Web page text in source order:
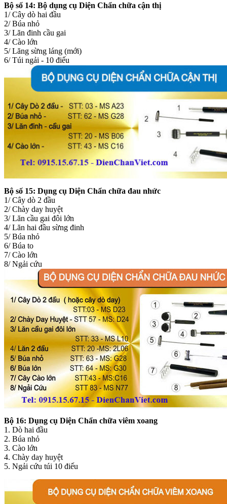
Bộ số 14: Bộ dụng cụ Diện Chẩn chữa cận thị
1/ Cây dò hai đầu
2/ Búa nhỏ
3/ Lăn đinh cầu gai
4/ Cào lớn
5/ Lăng sừng láng (mới)
6/ Túi ngải - 10 điếu
Bộ số 15: Dụng cụ Diện Chẩn chữa đau nhức
1/ Cây dò 2 đầu
2/ Chày day huyệt
3/ Lăn cầu gai đôi lớn
4/ Lăn hai đầu sừng đinh
5/ Búa nhỏ
6/ Búa to
7/ Cào lớn
8/ Ngải cứu
Bộ 16: Dụng cụ Diện Chẩn chữa viêm xoang
1. Dò hai đầu
2. Búa nhỏ
3. Cào lớn
4. Chày day huyệt
5. Ngải cứu túi 10 điếu